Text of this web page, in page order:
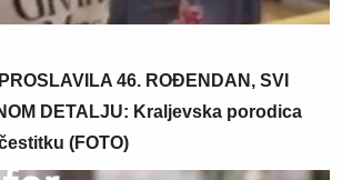
46. ROĐENDAN, SVI
DETALJU: Kraljevska porodica
(FOTO)